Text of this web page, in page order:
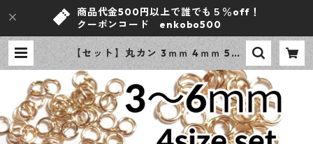
商品代金500円以上で誰でも５％off！
クーポンコード enkobo500
【セット】丸カン 3ｍｍ 4ｍｍ 5ｍ
ｍ 6ｍｍ KCゴールド 合計400個 ニ
ッケルフリー 基礎パーツ アクセサ
リーパーツ 【en工房】 | ｅｎ工房